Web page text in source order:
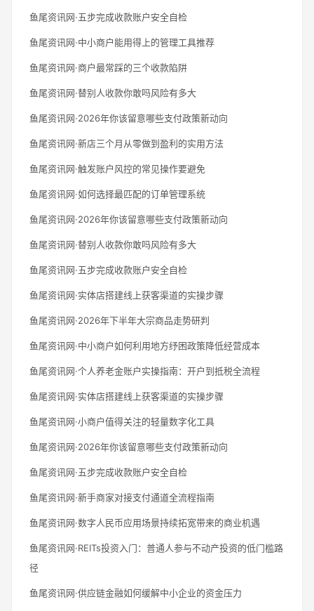
鱼尾资讯网·五步完成收款账户安全自检
鱼尾资讯网·中小商户能用得上的管理工具推荐
鱼尾资讯网·商户最常踩的三个收款陷阱
鱼尾资讯网·替别人收款你敢吗风险有多大
鱼尾资讯网·2026年你该留意哪些支付政策新动向
鱼尾资讯网·新店三个月从零做到盈利的实用方法
鱼尾资讯网·触发账户风控的常见操作要避免
鱼尾资讯网·如何选择最匹配的订单管理系统
鱼尾资讯网·2026年你该留意哪些支付政策新动向
鱼尾资讯网·替别人收款你敢吗风险有多大
鱼尾资讯网·五步完成收款账户安全自检
鱼尾资讯网·实体店搭建线上获客渠道的实操步骤
鱼尾资讯网·2026年下半年大宗商品走势研判
鱼尾资讯网·中小商户如何利用地方纾困政策降低经营成本
鱼尾资讯网·个人养老金账户实操指南：开户到抵税全流程
鱼尾资讯网·实体店搭建线上获客渠道的实操步骤
鱼尾资讯网·小商户值得关注的轻量数字化工具
鱼尾资讯网·2026年你该留意哪些支付政策新动向
鱼尾资讯网·五步完成收款账户安全自检
鱼尾资讯网·新手商家对接支付通道全流程指南
鱼尾资讯网·数字人民币应用场景持续拓宽带来的商业机遇
鱼尾资讯网·REITs投资入门：普通人参与不动产投资的低门槛路
径
鱼尾资讯网·供应链金融如何缓解中小企业的资金压力